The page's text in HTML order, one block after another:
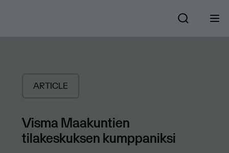
ARTICLE
Visma Maakuntien
tilakeskuksen kumppaniksi